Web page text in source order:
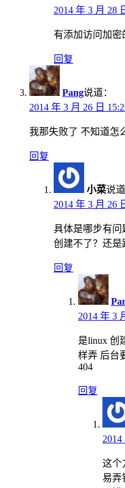
2014 年 3 月 28
有添加访问加密
回复
Pang说道：
2014 年 3 月 26 日
我那失败了 不知道怎
回复
小菜说道
2014 年 3 月 26
具体是哪步有问
创建不了？还是
回复
2014 年 3
是linux 创
样弄 后台
404
回复
2014
这个
易弄